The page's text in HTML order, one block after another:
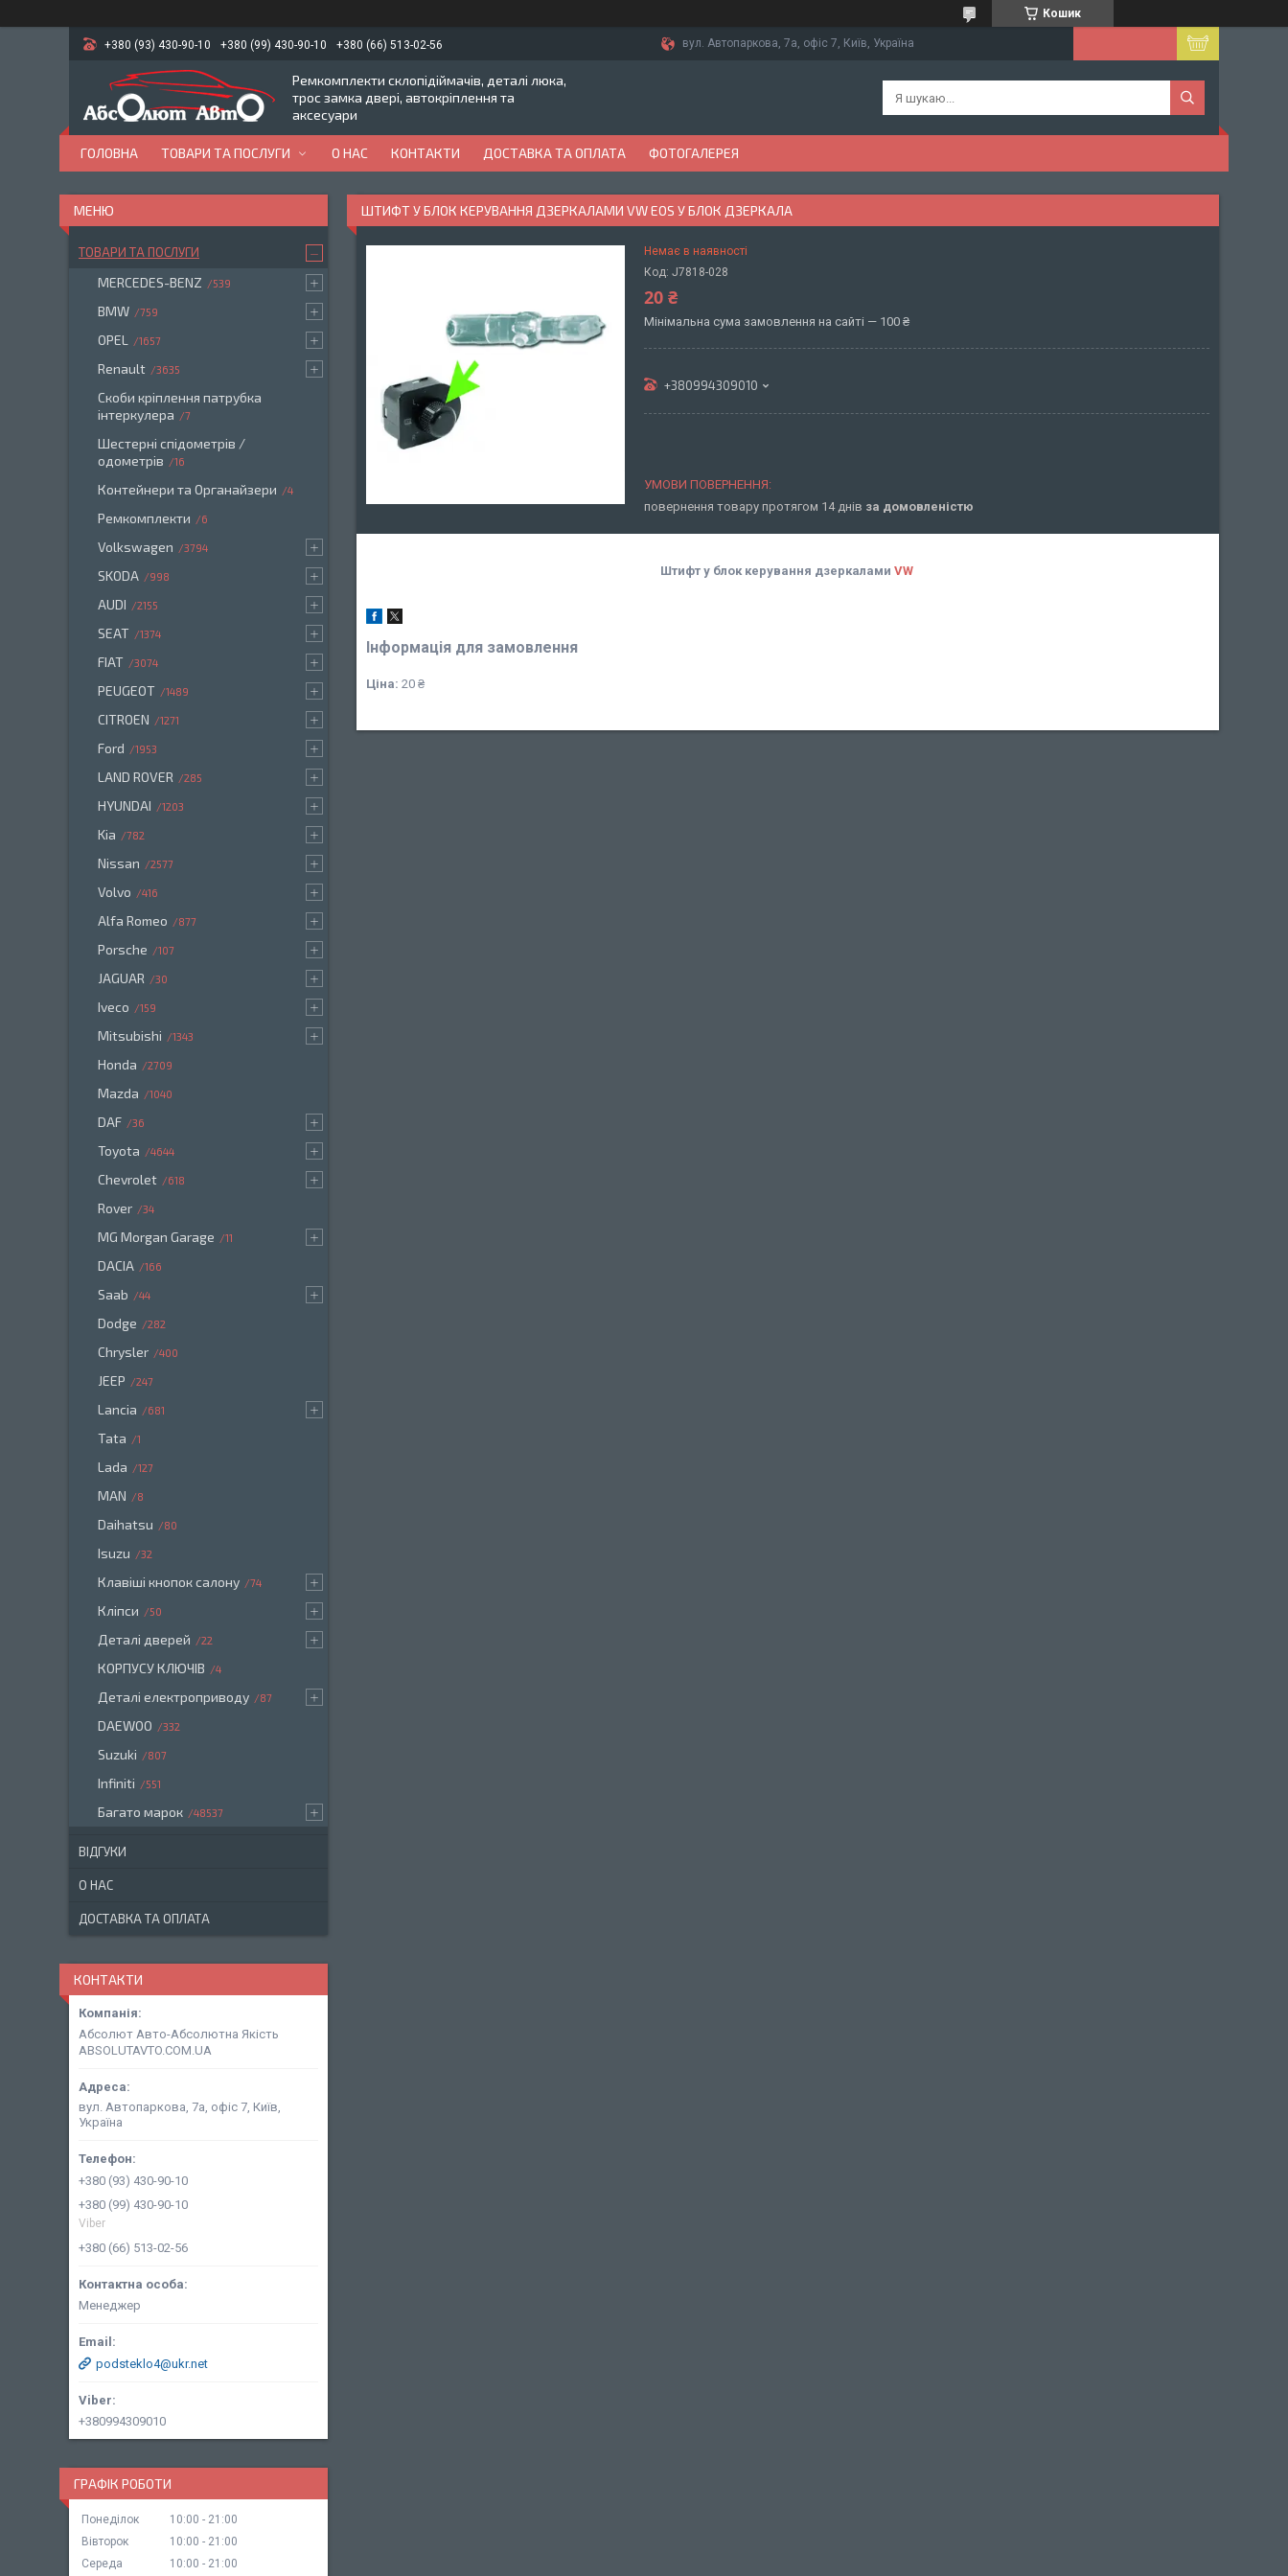
Кошик
+380 (93) 430-90-10 +380 (99) 430-90-10 +380 (66) 513-02-56 вул. Автопаркова, 7а, офіс 7, Київ, Україна
Ремкомплекти склопідіймачів, деталі люка,
трос замка двері, автокріплення та
аксесуари
ГОЛОВНА ТОВАРИ ТА ПОСЛУГИ О НАС КОНТАКТИ ДОСТАВКА ТА ОПЛАТА ФОТОГАЛЕРЕЯ
ШТИФТ У БЛОК КЕРУВАННЯ ДЗЕРКАЛАМИ VW EOS У БЛОК ДЗЕРКАЛА
Немає в наявності
Код: J7818-028
20 ₴
Мінімальна сума замовлення на сайті — 100 ₴
+380994309010
повернення товару протягом 14 днів за домовленістю
Штифт у блок керування дзеркалами VW
Інформація для замовлення
Ціна: 20 ₴
ТОВАРИ ТА ПОСЛУГИ
MERCEDES-BENZ 539
BMW 759
OPEL 1657
Renault 3635
Скоби кріплення патрубка
інтеркулера
7
Шестерні спідометрів /
одометрів
16
Контейнери та Органайзери 4
Ремкомплекти 6
Volkswagen 3794
SKODA 998
AUDI 2155
SEAT 1374
FIAT 3074
PEUGEOT 1489
CITROEN 1271
Ford 1953
LAND ROVER 285
HYUNDAI 1203
Kia 782
Nissan 2577
Volvo 416
Alfa Romeo 877
Porsche 107
JAGUAR 30
Iveco 159
Mitsubishi 1343
Honda 2709
Mazda 1040
DAF 36
Toyota 4644
Chevrolet 618
Rover 34
MG Morgan Garage 11
DACIA 166
Saab 44
Dodge 282
Chrysler 400
JEEP 247
Lancia 681
Tata 1
Lada 127
MAN 8
Daihatsu 80
Isuzu 32
Клавіші кнопок салону 74
Кліпси 50
Деталі дверей 22
КОРПУСУ КЛЮЧІВ 4
Деталі електроприводу 87
DAEWOO 332
Suzuki 807
Infiniti 551
Багато марок 48537
ВІДГУКИ
О НАС
ДОСТАВКА ТА ОПЛАТА
КОНТАКТИ
Абсолют Авто-Абсолютна Якість
ABSOLUTAVTO.COM.UA
вул. Автопаркова, 7а, офіс 7, Київ,
Україна
+380 (93) 430-90-10
+380 (99) 430-90-10
Viber
+380 (66) 513-02-56
Менеджер
podsteklo4@ukr.net
+380994309010
ГРАФІК РОБОТИ
Понеділок 10:00
21:00
Вівторок
10:00
21:00
Середа
10:00 21:00